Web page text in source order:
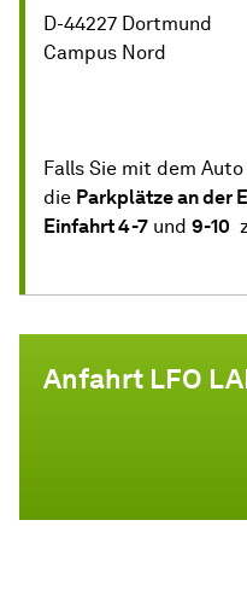
D-44227 Dortmund
Campus Nord
Falls Sie mit dem
die Parkplätze an der
Einfahrt 4-7 und 9-10
Anfahrt LFO